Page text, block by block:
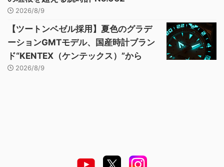
2026/8/9
【ツートンベゼル採用】夏色のグラデ
ーションGMTモデル、国産時計ブラン
ド“KENTEX（ケンテックス）”から
2026/8/9